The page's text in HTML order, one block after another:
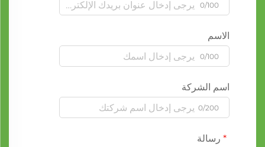
0/100
الاسم
0/100
اسم الشركة
0/200
رسالة